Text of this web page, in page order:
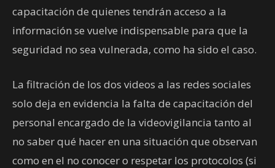
capacitación de quienes tendrán acceso a la
información se vuelve indispensable para que la
seguridad no sea vulnerada, como ha sido el caso.
La filtración de los dos videos a las redes sociales
solo deja en evidencia la falta de capacitación del
personal encargado de la videovigilancia tanto al
no saber qué hacer en una situación que observan
como en el no conocer o respetar los protocolos (si